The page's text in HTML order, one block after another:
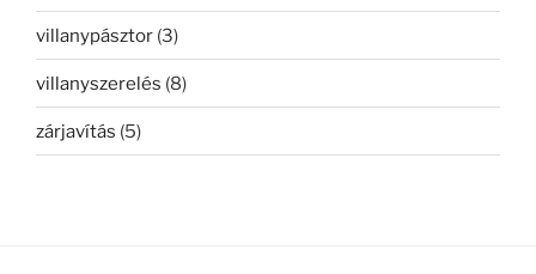
villanypásztor (3)
villanyszerelés (8)
zárjavítás (5)